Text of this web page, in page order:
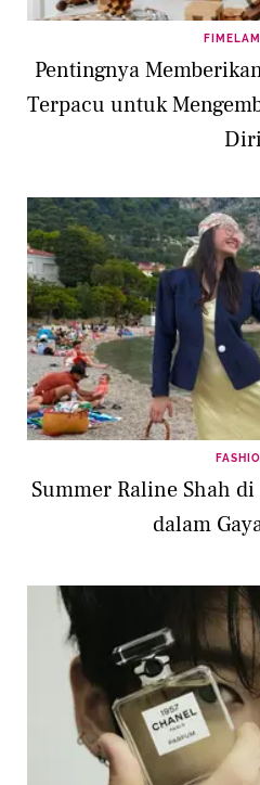
Pentingnya
Terpacu untuk
Summer Raline Shah
dalam